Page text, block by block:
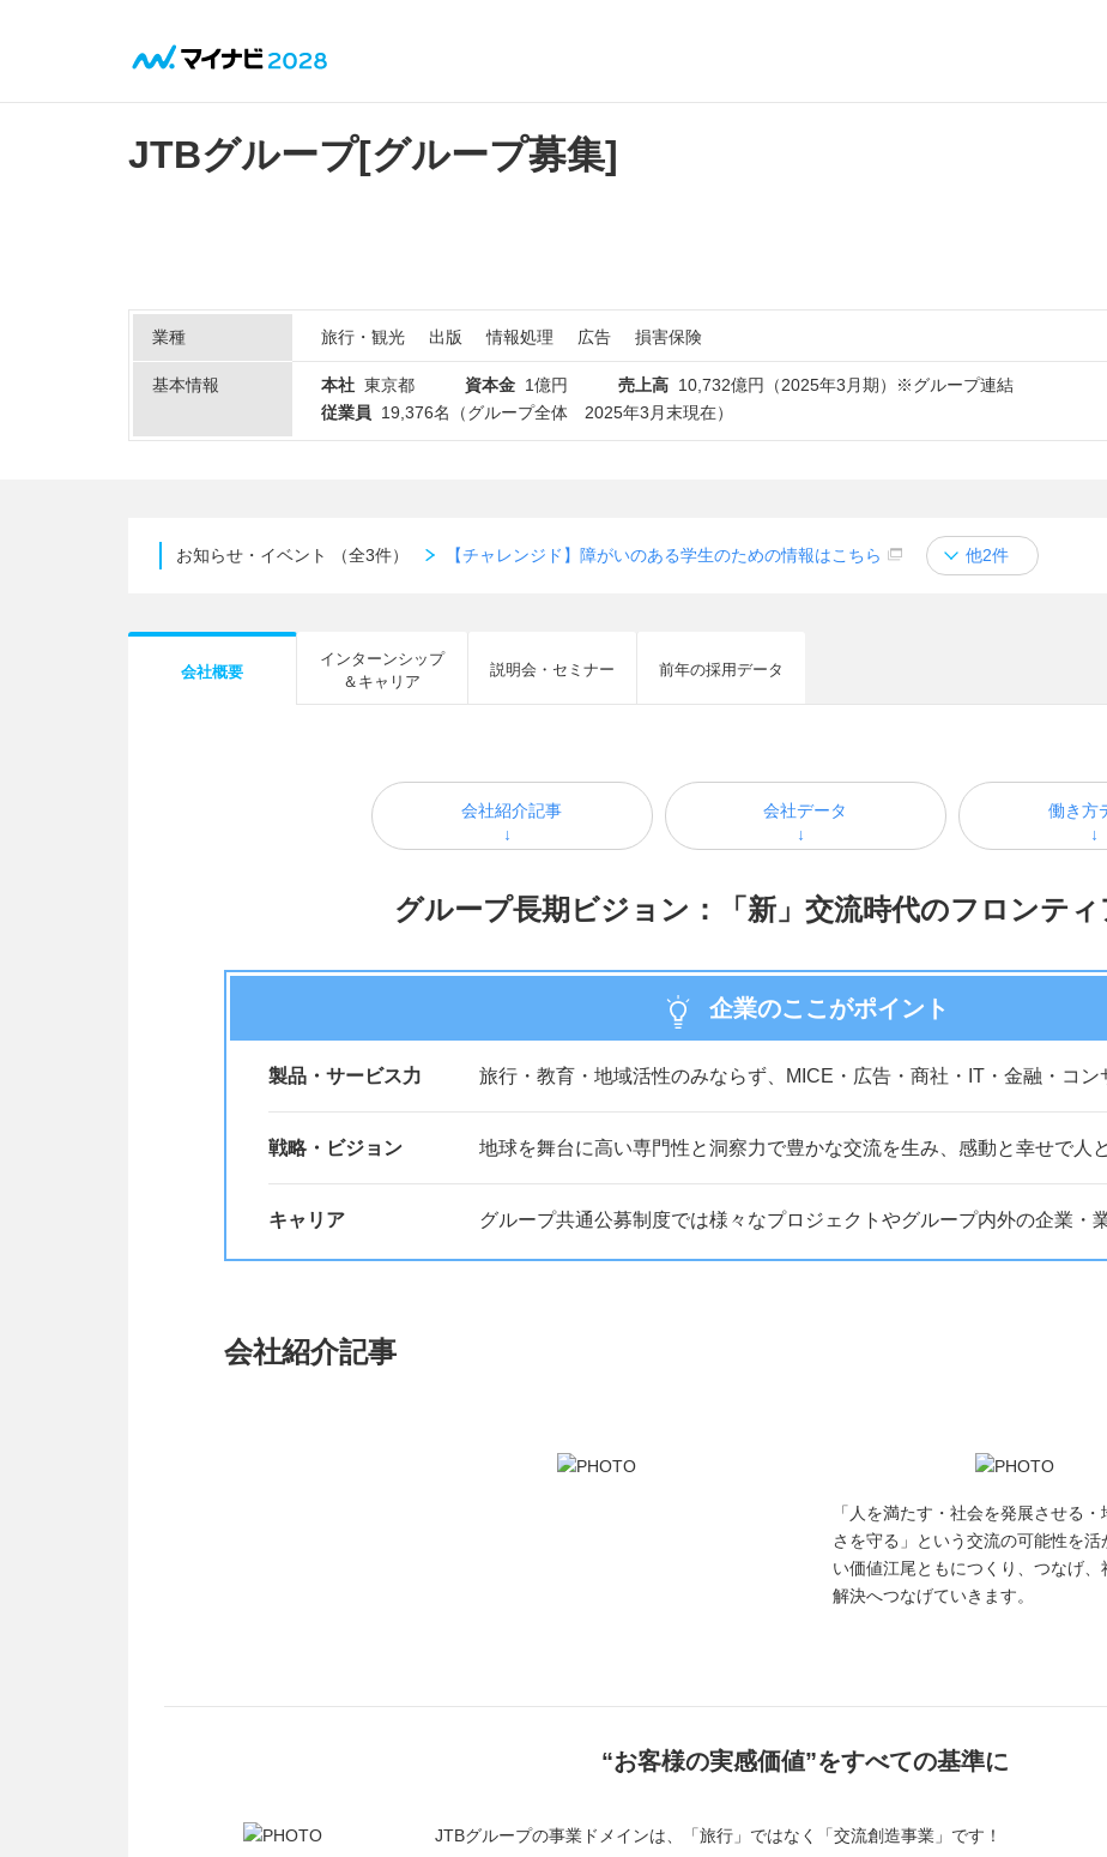
JTBグループ[グループ募集]
業種 旅行・観光 出版 情報処理 広告 損害保険
基本情報 本社 東京都 資本金 1億円 売上高 10,732億円（2025年3月期）※グループ連結
従業員
19,376名（グループ全体 2025年3月末現在）
お知らせ・イベント （全3件） 【チャレンジド】障がいのある学生のための情報はこちら 他2件
会社概要
インターンシップ
＆キャリア
説明会・セミナー 前年の採用データ
会社紹介記事 会社データ 働き方
グループ長期ビジョン：「新」交流時代のフロンテ
企業のここがポイント
製品・サービス力 旅行・教育・地域活性のみならず、MICE・広告・商社・IT・金融・コン
戦略・ビジョン 地球を舞台に高い専門性と洞察力で豊かな交流を生み、感動と幸せで人
キャリア グループ共通公募制度では様々なプロジェクトやグループ内外の企業・
会社紹介記事
「人を満たす・社会を発展させる
さを守る」という交流の可能性を活
い価値江尾ともにつくり、つなげ、
解決へつなげていきます。
“お客様の実感価値”をすべての基準に
JTBグループの事業ドメインは、「旅行」ではなく「交流創造事業」です！